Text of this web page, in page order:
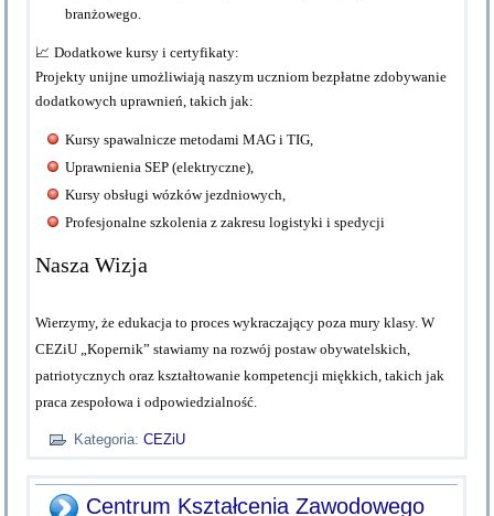
branżowego.
📈Dodatkowe kursy i certyfikaty:
Projekty unijne umożliwiają naszym uczniom bezpłatne zdobywanie
dodatkowych uprawnień, takich jak:
Kursy spawalnicze metodami MAG i TIG,
Uprawnienia SEP (elektryczne),
Kursy obsługi wózków jezdniowych,
Profesjonalne szkolenia z zakresu logistyki i spedycji
Nasza Wizja
Wierzymy, że edukacja to proces wykraczający poza mury klasy. W
CEZiU „Kopernik” stawiamy na rozwój postaw obywatelskich,
patriotycznych oraz kształtowanie kompetencji miękkich, takich jak
praca zespołowa i odpowiedzialność.
Kategoria:CEZiU
Centrum Kształcenia Zawodowego